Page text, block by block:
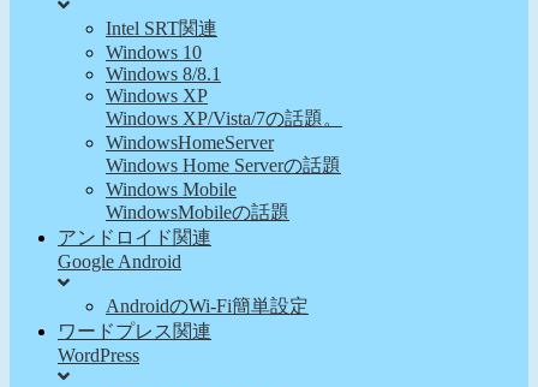
Intel SRT関連
Windows 10
Windows 8/8.1
Windows XP
Windows XP/Vista/7の話題。
WindowsHomeServer
Windows Home Serverの話題
Windows Mobile
WindowsMobileの話題
アンドロイド関連
Google Android
AndroidのWi-Fi簡単設定
ワードプレス関連
WordPress